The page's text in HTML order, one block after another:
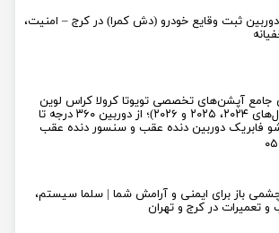
ثبت وقایع خودرو (دش کمرا) در کرج – امنیت،
جامع آپشن‌های تخصصی تویوتا کرولا کراس لوین
راو4(مدل‌های ۲۰۲۴، ۲۰۲۵ و ۲۰۲۶)؛ از دوربین ۳۶۰ درجه تا
فابریک دوربین دنده عقب و سنسور دنده عقب
خودرو؛ چشمی باز برای ایمنی و آرامش شما | سلما سیستم،
در کرج و تهران